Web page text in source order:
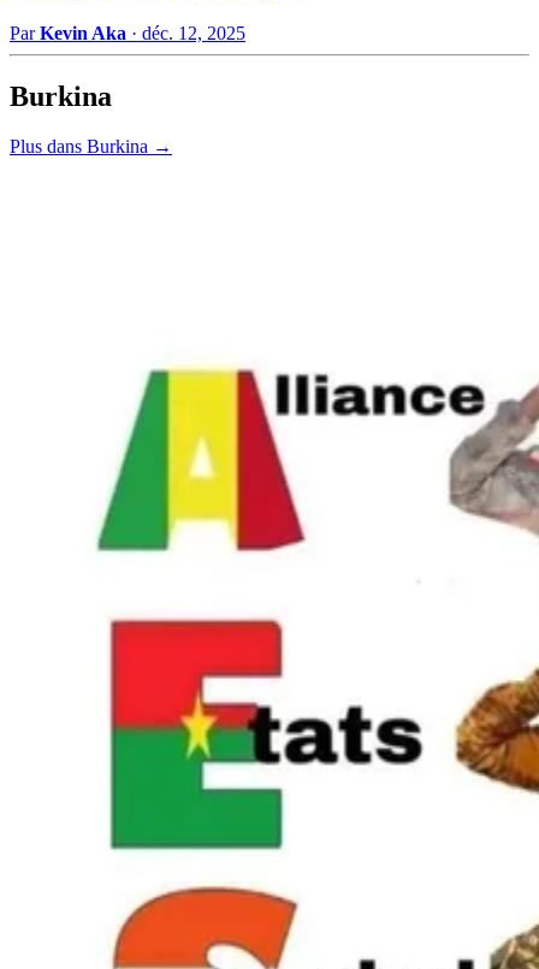
ParKevin Aka · déc. 12, 2025
Burkina
Plus dans Burkina →